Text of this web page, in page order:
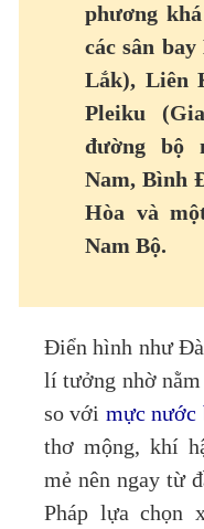
phương
các sân
Lắk), Liên
Pleiku
đường bộ
Nam, Bình
Hòa và
Nam Bộ.
Điển hình như
lí tưởng nhờ nằm
so với mực nước
thơ mộng, khí
mẻ nên ngay từ
Pháp lựa chọn